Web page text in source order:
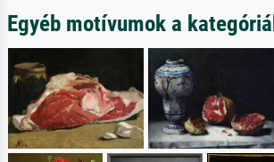
Egyéb motívumok a